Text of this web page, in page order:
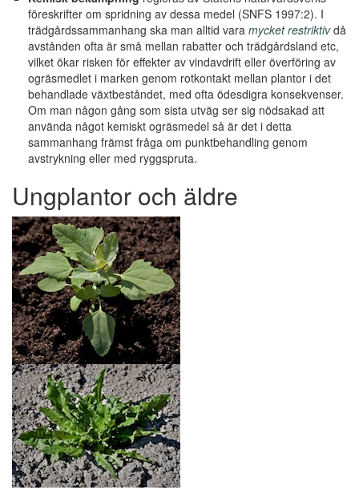
föreskrifter om spridning av dessa medel (SNFS 1997:2). I
trädgårdssammanhang ska man alltid vara mycket restriktivdå
avstånden ofta är små mellan rabatter och trädgårdsland etc,
vilket ökar risken för effekter av vindavdrift eller överföring av
ogräsmedlet i marken genom rotkontakt mellan plantor i det
behandlade växtbeståndet, med ofta ödesdigra konsekvenser.
Om man någon gång som sista utväg ser sig nödsakad att
använda något kemiskt ogräsmedel så är det i detta
sammanhang främst fråga om punktbehandling genom
avstrykning eller med ryggspruta.
Ungplantor och äldre